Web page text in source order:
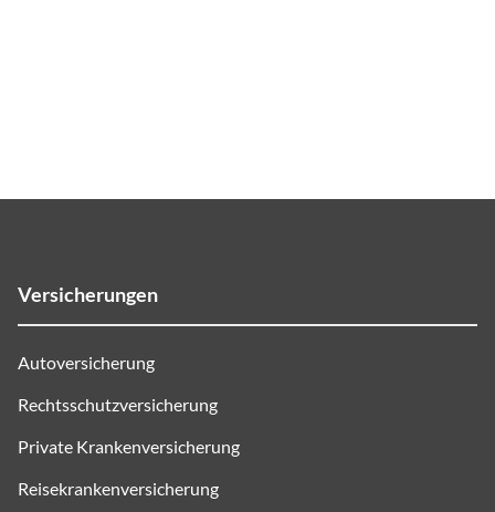
Versicherungen
Autoversicherung
Rechtsschutzversicherung
Private Krankenversicherung
Reisekrankenversicherung